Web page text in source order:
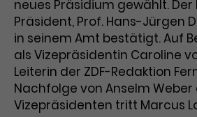
Benutzer*in
und es wird Zugang
geschützten
Name cookie_optin
Laufzeit 2 Jahre
Dieses Cookie wird
Analytics installiert.
wird verwendet, um
Besucher*innen-,
Marketing
Diese Gruppe beinhaltet alle
ermöglichen die Leistung
Werbekampagnen zu
Conversions zu messen.
uns dabei Werbeanzeigen und
die Interessen unserer Nutzer
neues Präsidium gewählt. Der
Präsident, Prof. Hans-Jürgen
in seinem Amt bestätigt. Auf
als Vizepräsidentin Caroline
Leiterin der ZDF-Redaktion
Nachfolge von Anselm
Vizepräsidenten tritt Marcus